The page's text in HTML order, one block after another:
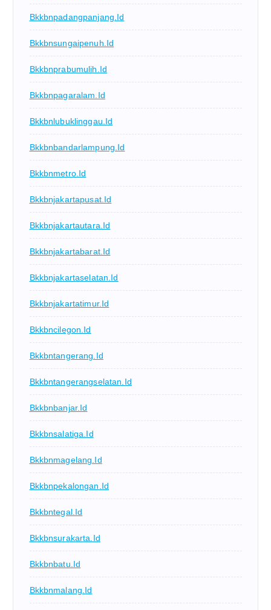
Bkkbnpadangpanjang.id
Bkkbnsungaipenuh.id
Bkkbnprabumulih.id
Bkkbnpagaralam.id
Bkkbnlubuklinggau.id
Bkkbnbandarlampung.id
Bkkbnmetro.id
Bkkbnjakartapusat.id
Bkkbnjakartautara.id
Bkkbnjakartabarat.id
Bkkbnjakartaselatan.id
Bkkbnjakartatimur.id
Bkkbncilegon.id
Bkkbntangerang.id
Bkkbntangerangselatan.id
Bkkbnbanjar.id
Bkkbnsalatiga.id
Bkkbnmagelang.id
Bkkbnpekalongan.id
Bkkbntegal.id
Bkkbnsurakarta.id
Bkkbnbatu.id
Bkkbnmalang.id